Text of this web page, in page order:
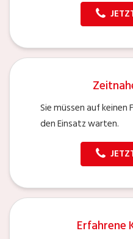
Sie müssen auf keinen
den Einsatz warten.
Erfahrene